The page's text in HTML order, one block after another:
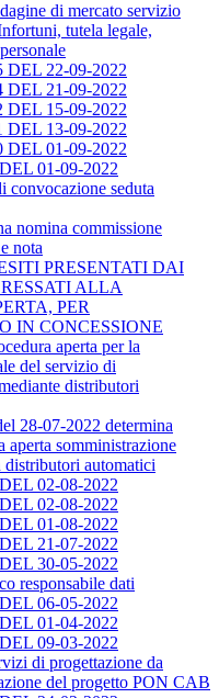
di mercato servizio
tutela legale,
22-09-2022
21-09-2022
15-09-2022
13-09-2022
01-09-2022
01-09-2022
seduta
nomina commissione
nota
PRESENTATI DAI
ALLA
PER
IN CONCESSIONE
aperta per la
del servizio di
distributori
28-07-2022 determina
aperta somministrazione
distributori automatici
02-08-2022
02-08-2022
01-08-2022
21-07-2022
30-05-2022
responsabile dati
06-05-2022
01-04-2022
09-03-2022
di progettazione da
del progetto PON CAB